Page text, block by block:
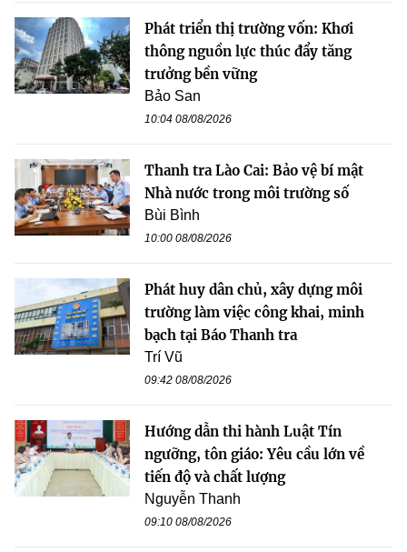
Phát triển thị trường vốn: Khơi
thông nguồn lực thúc đẩy tăng
trưởng bền vững
Bảo San
10:04 08/08/2026
Thanh tra Lào Cai: Bảo vệ bí mật
Nhà nước trong môi trường số
Bùi Bình
10:00 08/08/2026
Phát huy dân chủ, xây dựng môi
trường làm việc công khai, minh
bạch tại Báo Thanh tra
Trí Vũ
09:42 08/08/2026
Hướng dẫn thi hành Luật Tín
ngưỡng, tôn giáo: Yêu cầu lớn về
tiến độ và chất lượng
Nguyễn Thanh
09:10 08/08/2026